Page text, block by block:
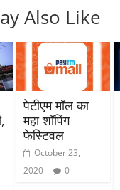
Also Like
पेटीएम मॉल का
महा शॉपिंग
फेस्टिवल
October 23,
2020
0